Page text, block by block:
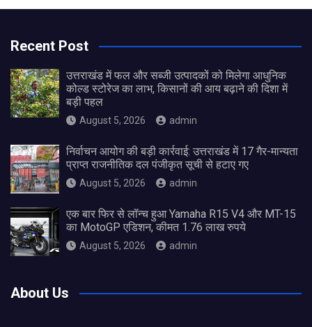
Recent Post
उत्तराखंड में फल और सब्जी उत्पादकों को मिलेगा आधुनिक
कोल्ड स्टोरेज का लाभ, किसानों की आय बढ़ाने की दिशा में
बड़ी पहल
August 5, 2026 admin
निर्वाचन आयोग की बड़ी कार्रवाई: उत्तराखंड में 17 गैर-मान्यता
प्राप्त राजनीतिक दल पंजीकृत सूची से हटाए गए
August 5, 2026 admin
एक बार फिर से लॉन्च हुआ Yamaha R15 V4 और MT-15
का MotoGP एडिशन, कीमत 1.76 लाख रुपये
August 5, 2026 admin
About Us